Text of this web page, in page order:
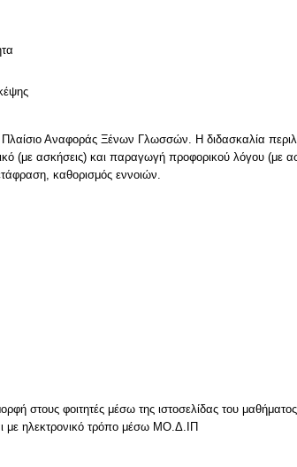
Αναφοράς Ξένων Γλωσσών. Η διδασκαλία
(με ασκήσεις) και παραγωγή προφορικού λόγου (με
καθορισμός εννοιών.
στους φοιτητές μέσω της ιστοσελίδας του
με ηλεκτρονικό τρόπο μέσω ΜΟ.Δ.ΙΠ